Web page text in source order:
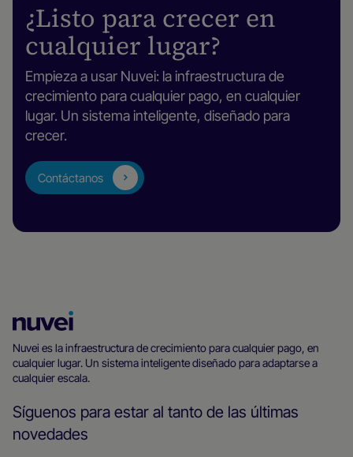
¿Listo para crecer en
cualquier lugar?
Empieza a usar Nuvei: la infraestructura de
crecimiento para cualquier pago, en cualquier
lugar. Un sistema inteligente, diseñado para
crecer.
Contáctanos
principal
de
Nuvei
Nuvei es la infraestructura de crecimiento para cualquier pago, en
cualquier lugar. Un sistema inteligente diseñado para adaptarse a
cualquier escala.
Síguenos para estar al tanto de las últimas
novedades